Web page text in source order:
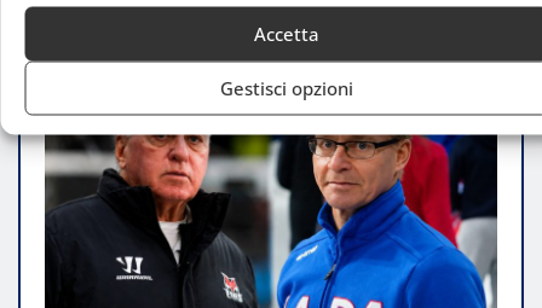
Accetta
Gestisci opzioni